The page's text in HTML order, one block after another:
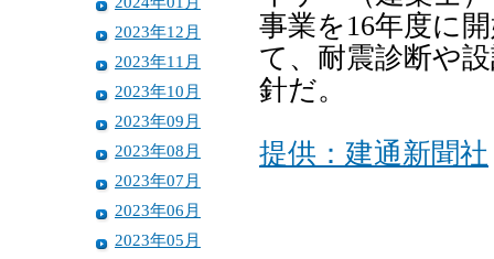
2023年12月
2023年11月
2023年10月
2023年09月
2023年08月
2023年07月
2023年06月
2023年05月
事業を16年度に
て、耐震診断や
針だ。
提供：建通新聞社